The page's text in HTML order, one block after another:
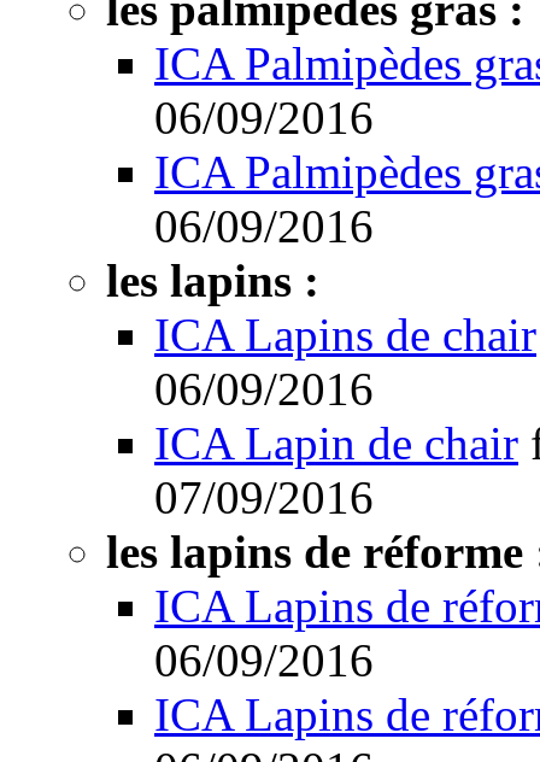
ICA Palmipèdes
06/09/2016
ICA Palmipèdes
06/09/2016
les lapins :
ICA Lapins de chair
06/09/2016
ICA Lapin de chair
07/09/2016
les lapins de réforme
ICA Lapins de
06/09/2016
ICA Lapins de